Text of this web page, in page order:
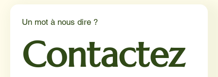
Un mot à nous dire ?
Contactez